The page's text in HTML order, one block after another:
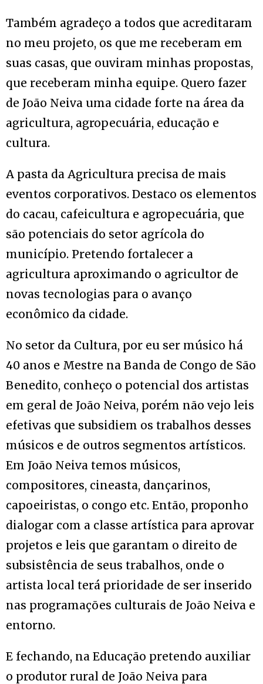
Também agradeço a todos que acreditaram
no meu projeto, os que me receberam em
suas casas, que ouviram minhas propostas,
que receberam minha equipe. Quero fazer
de João Neiva uma cidade forte na área da
agricultura, agropecuária, educação e
cultura.
A pasta da Agricultura precisa de mais
eventos corporativos. Destaco os elementos
do cacau, cafeicultura e agropecuária, que
são potenciais do setor agrícola do
município. Pretendo fortalecer a
agricultura aproximando o agricultor de
novas tecnologias para o avanço
econômico da cidade.
No setor da Cultura, por eu ser músico há
40 anos e Mestre na Banda de Congo de São
Benedito, conheço o potencial dos artistas
em geral de João Neiva, porém não vejo leis
efetivas que subsidiem os trabalhos desses
músicos e de outros segmentos artísticos.
Em João Neiva temos músicos,
compositores, cineasta, dançarinos,
capoeiristas, o congo etc. Então, proponho
dialogar com a classe artística para aprovar
projetos e leis que garantam o direito de
subsistência de seus trabalhos, onde o
artista local terá prioridade de ser inserido
nas programações culturais de João Neiva e
entorno.
E fechando, na Educação pretendo auxiliar
o produtor rural de João Neiva para